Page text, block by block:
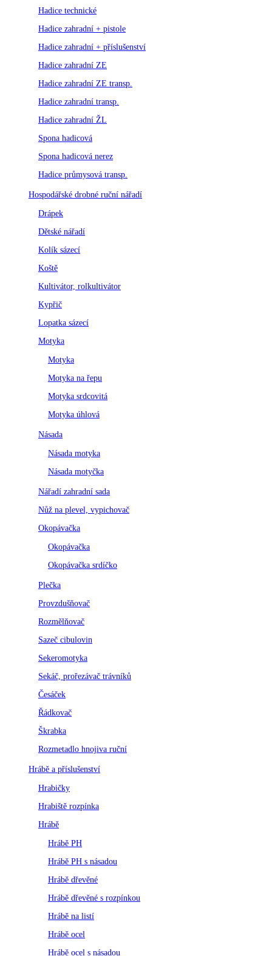
Hadice technické
Hadice zahradní + pistole
Hadice zahradní + příslušenství
Hadice zahradní ZE
Hadice zahradní ZE transp.
Hadice zahradní transp.
Hadice zahradní ŽL
Spona hadicová
Spona hadicová nerez
Hadice průmysová transp.
Hospodářské drobné ruční nářadí
Drápek
Dětské nářadí
Kolík sázecí
Koště
Kultivátor, rolkultivátor
Kypřič
Lopatka sázecí
Motyka
Motyka
Motyka na řepu
Motyka srdcovitá
Motyka úhlová
Násada
Násada motyka
Násada motyčka
Nářadí zahradní sada
Nůž na plevel, vypichovač
Okopávačka
Okopávačka
Okopávačka srdíčko
Plečka
Provzdušňovač
Rozmělňovač
Sazeč cibulovin
Sekeromotyka
Sekáč, prořezávač trávníků
Česáček
Řádkovač
Škrabka
Rozmetadlo hnojiva ruční
Hrábě a příslušenství
Hrabičky
Hrabiště rozpínka
Hrábě
Hrábě PH
Hrábě PH s násadou
Hrábě dřevěné
Hrábě dřevěné s rozpínkou
Hrábě na listí
Hrábě ocel
Hrábě ocel s násadou